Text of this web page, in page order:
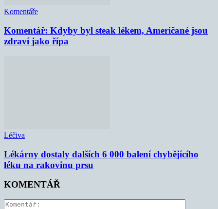
Komentáře
Komentář: Kdyby byl steak lékem, Američané jsou
zdraví jako řípa
Léčiva
Lékárny dostaly dalších 6 000 balení chybějícího
léku na rakovinu prsu
KOMENTÁŘ